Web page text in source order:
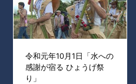
令和元年10月1日「水への
感謝が宿る ひょうげ祭
り」